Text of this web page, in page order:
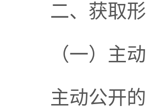
二、获取
（一）主
主动公开